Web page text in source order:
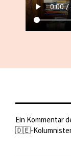
Ein Kommentar
🇩🇪-Kolumnisten